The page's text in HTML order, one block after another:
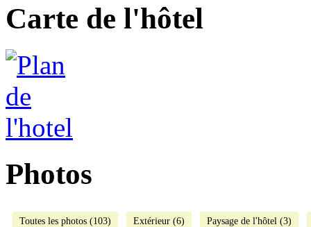
Carte de l'hôtel
Photos
Toutes les photos (103) Extérieur (6) Paysage de l'hôtel (3)